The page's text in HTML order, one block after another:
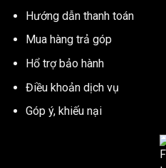
Hướng dẫn thanh toán
Mua hàng trả góp
Hổ trợ bảo hành
Điều khoản dịch vụ
Góp ý, khiếu nại